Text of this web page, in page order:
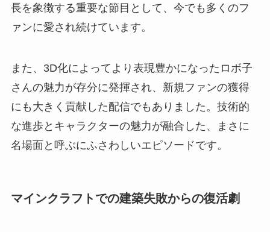
長を象徴する重要な節目として、今でも多くのフ
ァンに愛され続けています。
また、3D化によってより表現豊かになったロボ子
さんの魅力が存分に発揮され、新規ファンの獲得
にも大きく貢献した配信でもありました。技術的
な進歩とキャラクターの魅力が融合した、まさに
名場面と呼ぶにふさわしいエピソードです。
マインクラフトでの建築失敗からの復活劇